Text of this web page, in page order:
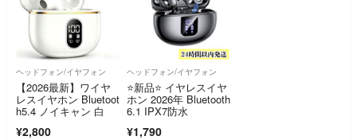
ヘッドフォン/イヤフォン
【2026最新】ワイヤ
レスイヤホン Bluetoot
h5.4 ノイキャン 白
¥2,800
ヘッドフォン/イヤフォン
⭐️新品⭐️ イヤレスイヤ
ホン 2026年 Bluetooth
6.1 IPX7防水
¥1,790